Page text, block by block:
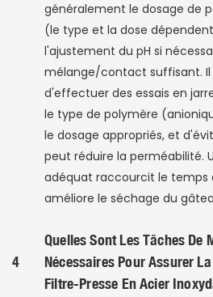
généralement le dosage de
(le type et la dose
l'ajustement du pH si
mélange/contact suffisant.
d'effectuer des essais en
le type de polymère
le dosage appropriés, et
peut réduire la perméabilité.
adéquat raccourcit le temps
améliore le séchage du
4
Quelles Sont Les Tâches De
Nécessaires Pour Assurer
Filtre-Presse En Acier